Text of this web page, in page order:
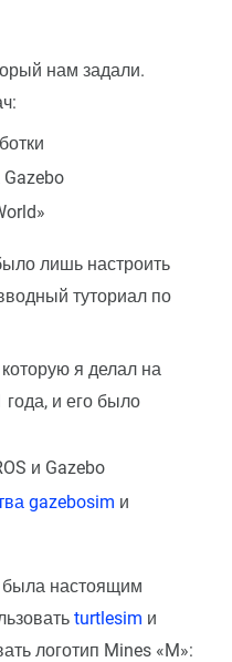
нам задали.
лишь настроить
туториал по
я делал на
года, и его было
и Gazebo
gazebosim и
была настоящим
turtlesim и
логотип Mines «M»: